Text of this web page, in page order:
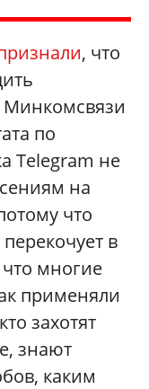
, что
Минкомсвязи
по
Telegram не
на
что
в
многие
применяли
захотят
знают
каким